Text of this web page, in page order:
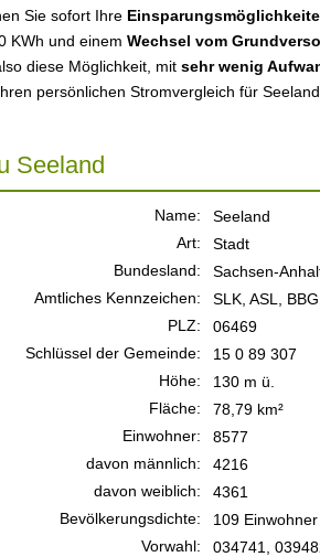
Sie sofort Ihre
KWh und einem Wechsel vom
diese Möglichkeit, mit sehr wenig
persönlichen Stromvergleich für Seeland.
Seeland
Name:
Seeland
Art:
Stadt
Bundesland:
Sachsen-
Amtliches Kennzeichen:
SLK, ASL,
PLZ:
06469
Schlüssel der Gemeinde:
15 0 89 307
Höhe:
130 m ü.
Fläche:
78,79 km²
Einwohner:
8577
davon männlich:
4216
davon weiblich:
4361
Bevölkerungsdichte:
109 Einwohner
Vorwahl:
034741,